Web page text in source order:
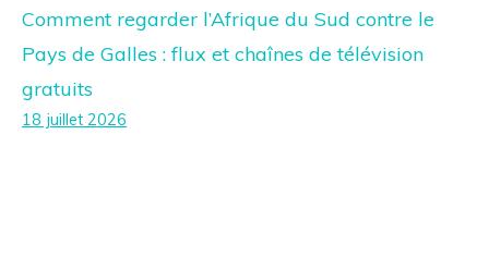
Comment regarder l’Afrique du Sud contre le
Pays de Galles : flux et chaînes de télévision
gratuits
18 juillet 2026